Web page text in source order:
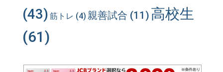
(43) 筋トレ (4) 親善試合 (11) 高校生
(61)